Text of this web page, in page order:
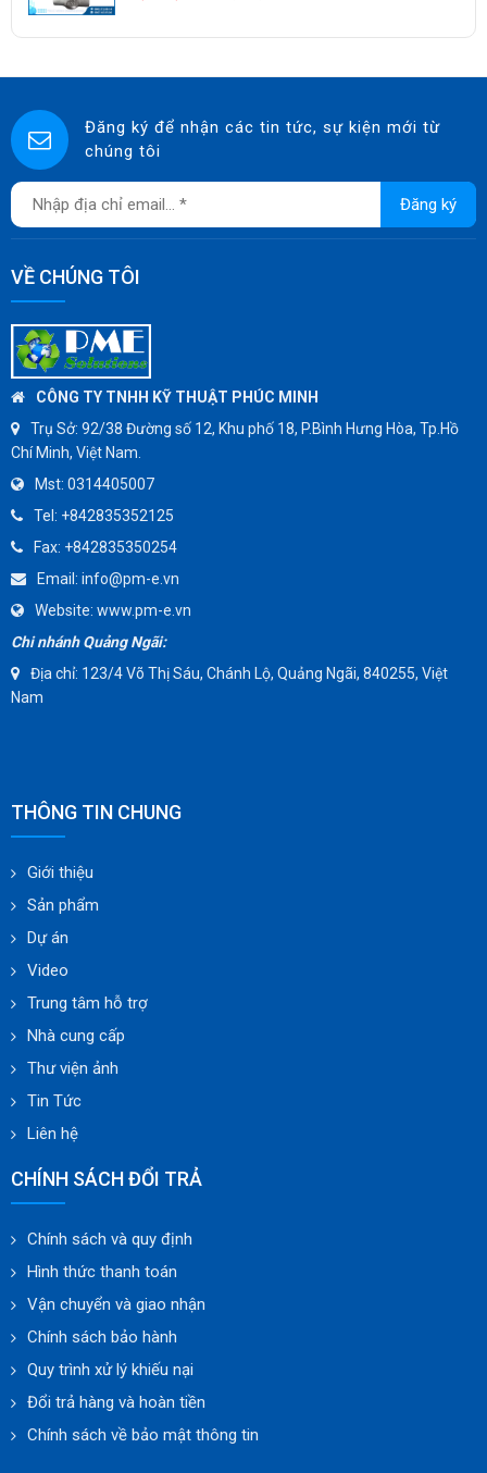
KUNKLE
SINGAFLEX
DKM
JOKWANG
HAWKS
ZETKAMA
BZE
DYNO
WEFLO
SENSUS
TOMOE
SUNPASS
AMMETE
Đăng ký để nhận các tin tức, sự kiện mới từ
chúng tôi
Đăng ký
VỀ CHÚNG TÔI
CÔNG TY TNHH KỸ THUẬT PHÚC MINH
Trụ Sở: 92/38 Đường số 12, Khu phố 18, P.Bình Hưng Hòa, Tp.Hồ
Chí Minh, Việt Nam.
Mst: 0314405007
Tel: +842835352125
Fax: +842835350254
Email: info@pm-e.vn
Website: www.pm-e.vn
Chi nhánh Quảng Ngãi:
Địa chỉ: 123/4 Võ Thị Sáu, Chánh Lộ, Quảng Ngãi, 840255, Việt
Nam
THÔNG TIN CHUNG
Giới thiệu
Sản phẩm
Dự án
Video
Trung tâm hỗ trợ
Nhà cung cấp
Thư viện ảnh
Tin Tức
Liên hệ
CHÍNH SÁCH ĐỔI TRẢ
Chính sách và quy định
Hình thức thanh toán
Vận chuyển và giao nhận
Chính sách bảo hành
Quy trình xử lý khiếu nại
Đổi trả hàng và hoàn tiền
Chính sách về bảo mật thông tin